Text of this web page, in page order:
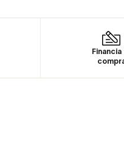
Financia